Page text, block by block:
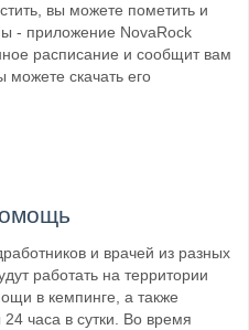
вы можете пометить и
- приложение NovaRock
расписание и сообщит вам
можете скачать его
и врачей из разных
работать на территории
в кемпинге, а также
часа в сутки. Во время